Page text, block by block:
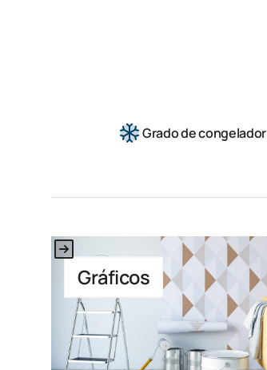
Grado de congelador
Gráficos
This is some text inside of a div block.